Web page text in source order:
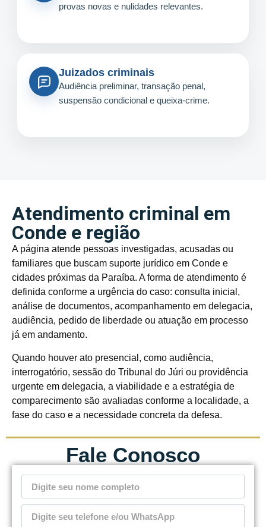
provas novas e nulidades relevantes.
Juizados criminais
Audiência preliminar, transação penal,
suspensão condicional e queixa-crime.
Atendimento criminal em
Conde e região
A página atende pessoas investigadas, acusadas ou
familiares que buscam suporte jurídico em Conde e
cidades próximas da Paraíba. A forma de atendimento é
definida conforme a urgência do caso: consulta inicial,
análise de documentos, acompanhamento em delegacia,
audiência, pedido de liberdade ou atuação em processo
já em andamento.
Quando houver ato presencial, como audiência,
interrogatório, sessão do Tribunal do Júri ou providência
urgente em delegacia, a viabilidade e a estratégia de
comparecimento são avaliadas conforme a localidade, a
fase do caso e a necessidade concreta da defesa.
Fale Conosco